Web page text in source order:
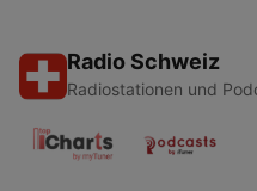
Radio Schweiz
Radiostationen und